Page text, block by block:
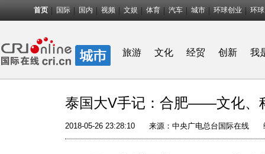
首页 国际 国内 视频 文娱 体育 汽车 城市 环球创业 环
旅游 文化 经贸 创新 我
泰国大V手记：合肥——文化、
2018-05-26 23:28:10 来源：中央广电总台国际在线